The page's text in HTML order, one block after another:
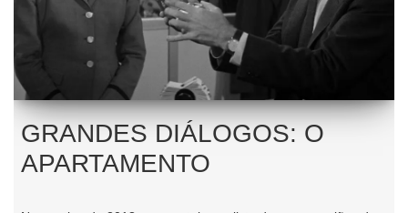
GRANDES DIÁLOGOS: O
APARTAMENTO